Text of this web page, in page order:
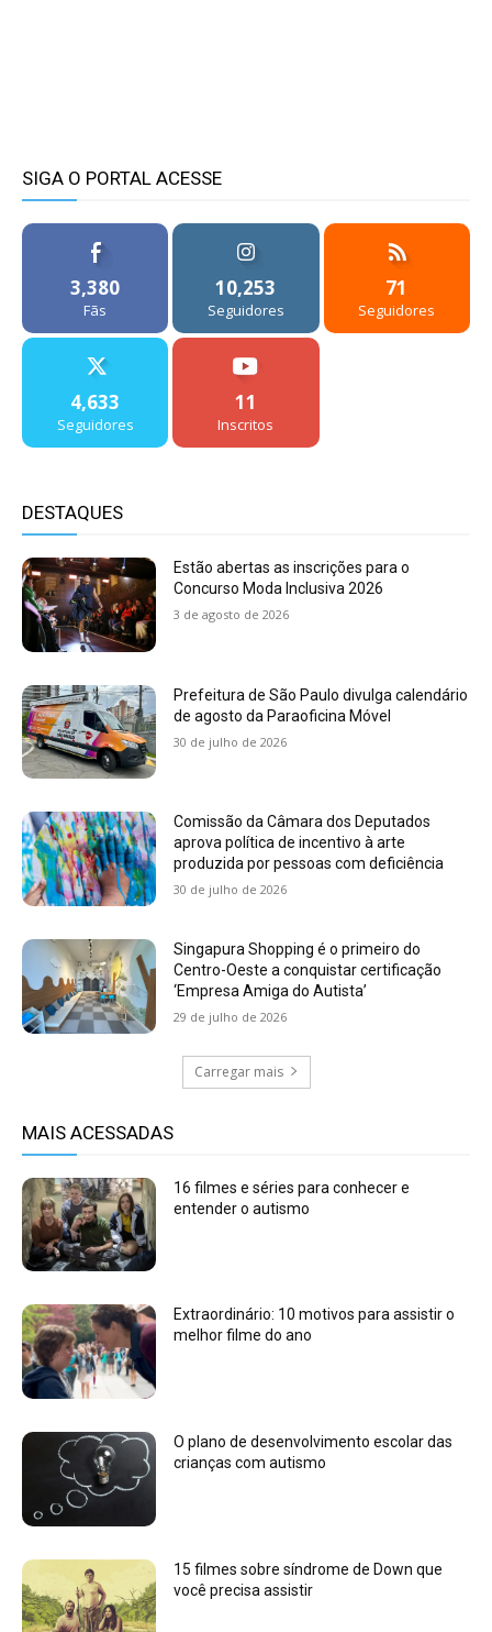
SIGA O PORTAL ACESSE
3,380
Fãs
10,253
Seguidores
71
Seguidores
4,633
Seguidores
11
Inscritos
DESTAQUES
Estão abertas as inscrições para o
Concurso Moda Inclusiva 2026
3 de agosto de 2026
Prefeitura de São Paulo divulga calendário
de agosto da Paraoficina Móvel
30 de julho de 2026
Comissão da Câmara dos Deputados
aprova política de incentivo à arte
produzida por pessoas com deficiência
30 de julho de 2026
Singapura Shopping é o primeiro do
Centro-Oeste a conquistar certificação
‘Empresa Amiga do Autista’
29 de julho de 2026
Carregar mais
MAIS ACESSADAS
16 filmes e séries para conhecer e
entender o autismo
Extraordinário: 10 motivos para assistir o
melhor filme do ano
O plano de desenvolvimento escolar das
crianças com autismo
15 filmes sobre síndrome de Down que
você precisa assistir